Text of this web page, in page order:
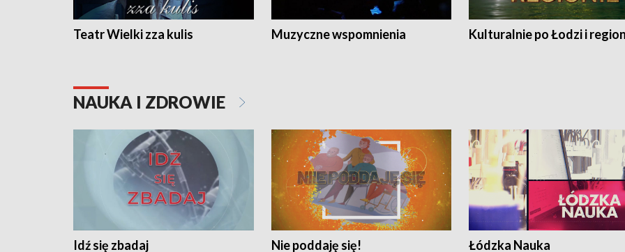
Teatr Wielki zza kulis Muzyczne wspomnienia Kulturalnie po Łodzi i
NAUKA I ZDROWIE
Idź się zbadaj Nie poddaję się! Łódzka Nauka